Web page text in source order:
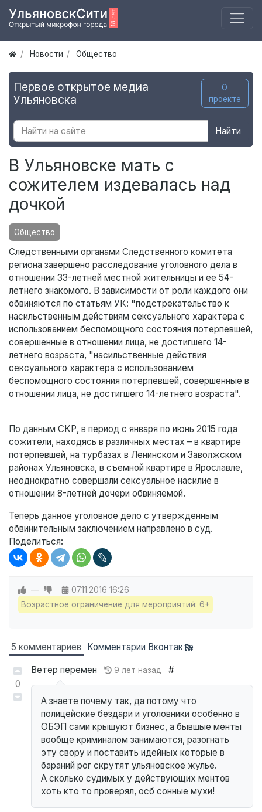
Новости Общество
Первое открытое медиа
Ульяновска
О
проекте
Найти
В Ульяновске мать с
сожителем издевалась над
дочкой
Общество
Следственными органами Следственного комитета
региона завершено расследование уголовного дела в
отношении 33-летней местной жительницы и ее 54-
летнего знакомого. В зависимости от роли каждого они
обвиняются по статьям УК: "подстрекательство к
насильственным действиям сексуального характера с
использованием беспомощного состояния потерпевшей,
совершенные в отношении лица, не достигшего 14-
летнего возраста, "насильственные действия
сексуального характера с использованием
беспомощного состояния потерпевшей, совершенные в
отношении лица, не достигшего 14-летнего возраста".
По данным СКР, в период с января по июнь 2015 года
сожители, находясь в различных местах – в квартире
потерпевшей, на турбазах в Ленинском и Заволжском
районах Ульяновска, в съемной квартире в Ярославле,
неоднократно совершали сексуальное насилие в
отношении 8-летней дочери обвиняемой.
Теперь данное уголовное дело с утвержденным
обвинительным заключением направлено в суд.
Поделиться:
— 07.11.2016 16:26
Возрастное ограничение для мероприятий: 6+
5 комментариев Комментарии Вконтакте
0
Ветер перемен 9 лет назад #
А знаете почему так, да потому что
полицейские бездари и уголовники особенно в
ОБЭП сами крышуют бизнес, а бывшые менты
вообще криминалом занимаются, разогнать
эту свору и поставить идейных которые в
бараний рог скрутят ульяновское жулье.
А сколько судимых у действующих ментов
хоть кто то проверял, осб сонные мухи!